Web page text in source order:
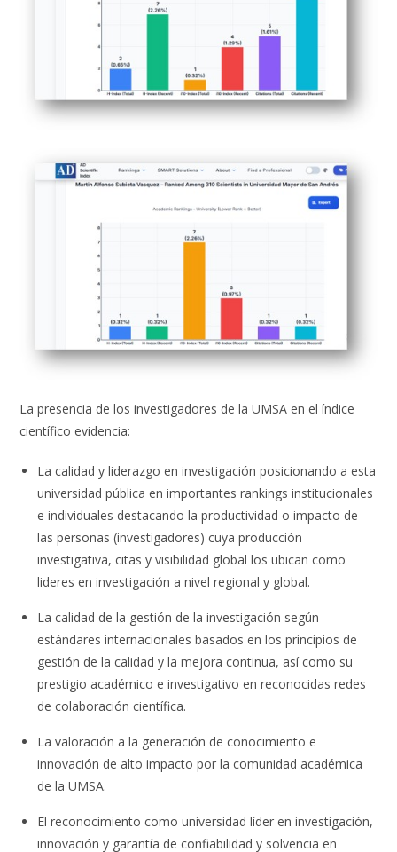
La presencia de los investigadores de la UMSA en el índice
científico evidencia:
La calidad y liderazgo en investigación posicionando a esta
universidad pública en importantes rankings institucionales
e individuales destacando la productividad o impacto de
las personas (investigadores) cuya producción
investigativa, citas y visibilidad global los ubican como
lideres en investigación a nivel regional y global.
La calidad de la gestión de la investigación según
estándares internacionales basados en los principios de
gestión de la calidad y la mejora continua, así como su
prestigio académico e investigativo en reconocidas redes
de colaboración científica.
La valoración a la generación de conocimiento e
innovación de alto impacto por la comunidad académica
de la UMSA.
El reconocimiento como universidad líder en investigación,
innovación y garantía de confiabilidad y solvencia en